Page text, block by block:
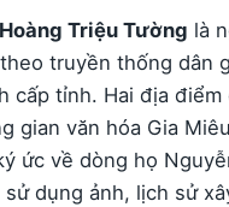
Triệu Tường là
truyền thống dân
cấp tỉnh. Hai địa điểm
gian văn hóa Gia
ức về dòng họ
dụng ảnh, lịch sử